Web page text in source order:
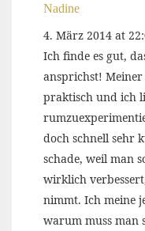
Nadine
4. März 2014 at
Ich finde es gut,
ansprichst!
praktisch und ich
doch schnell sehr
schade, weil man
wirklich
nimmt. Ich meine
warum muss man